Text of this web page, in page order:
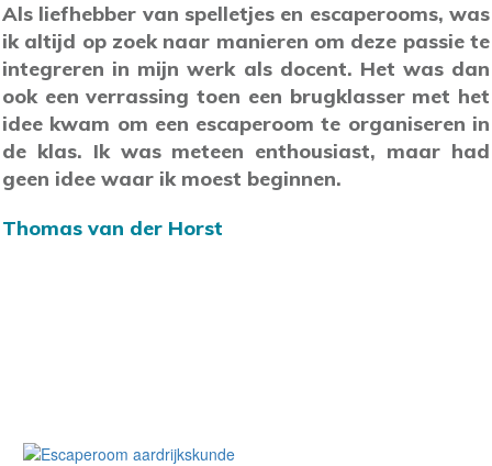
Als liefhebber van spelletjes en escaperooms, was
ik altijd op zoek naar manieren om deze passie te
integreren in mijn werk als docent. Het was dan
ook een verrassing toen een brugklasser met het
idee kwam om een escaperoom te organiseren in
de klas. Ik was meteen enthousiast, maar had
geen idee waar ik moest beginnen.
Thomas van der Horst